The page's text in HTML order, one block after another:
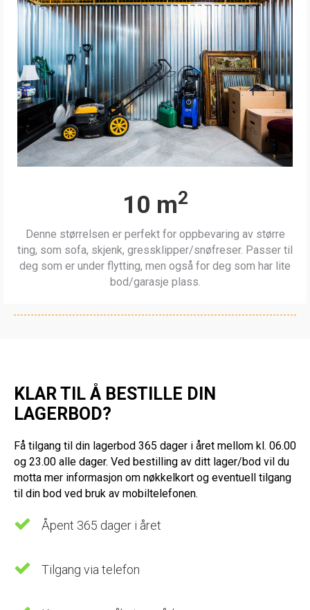
10 m2
Denne størrelsen er perfekt for oppbevaring av større
ting, som sofa, skjenk, gressklipper/snøfreser. Passer til
deg som er under flytting, men også for deg som har lite
bod/garasje plass.
KLAR TIL Å BESTILLE DIN
LAGERBOD?
Få tilgang til din lagerbod 365 dager i året mellom kl. 06.00
og 23.00 alle dager. Ved bestilling av ditt lager/bod vil du
motta mer informasjon om nøkkelkort og eventuell tilgang
til din bod ved bruk av mobiltelefonen.
Åpent 365 dager i året
Tilgang via telefon